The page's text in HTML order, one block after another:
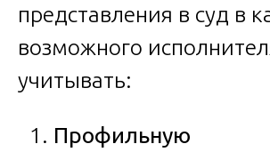
представления в суд в
возможного
учитывать:
Профильную